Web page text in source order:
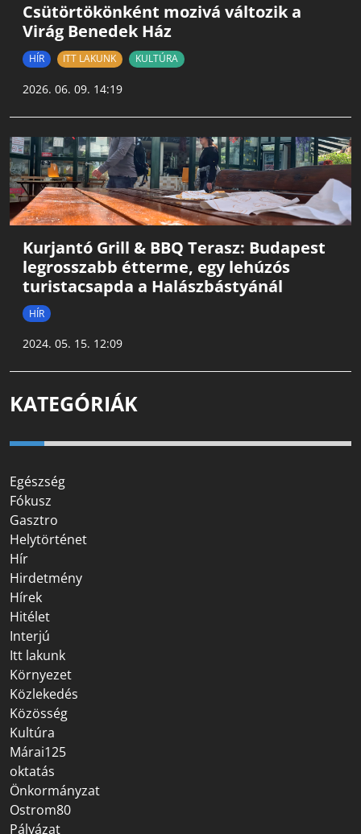
Csütörtökönként mozivá változik a
Virág Benedek Ház
HÍR ITT LAKUNK KULTÚRA
2026. 06. 09. 14:19
Kurjantó Grill & BBQ Terasz: Budapest
legrosszabb étterme, egy lehúzós
turistacsapda a Halászbástyánál
HÍR
2024. 05. 15. 12:09
KATEGÓRIÁK
Egészség
Fókusz
Gasztro
Helytörténet
Hír
Hirdetmény
Hírek
Hitélet
Interjú
Itt lakunk
Környezet
Közlekedés
Közösség
Kultúra
Márai125
oktatás
Önkormányzat
Ostrom80
Pályázat